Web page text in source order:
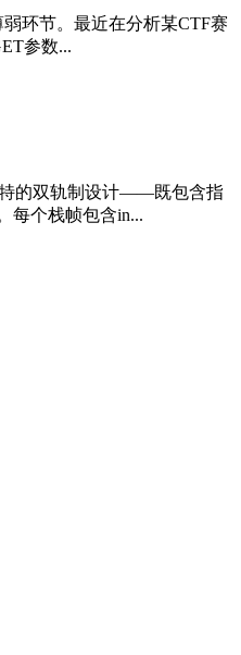
环节。最近在分析某CTF赛
参数...
特的双轨制设计——既包含指
每个栈帧包含in...